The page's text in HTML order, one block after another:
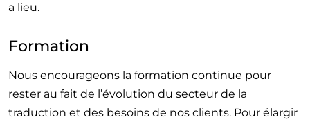
a lieu.
Formation
Nous encourageons la formation continue pour
rester au fait de l’évolution du secteur de la
traduction et des besoins de nos clients. Pour élargir